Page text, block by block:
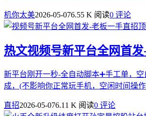
机你太美2026-05-076.55 K 阅读0 评论
热文视频号新平台全网首发
新平台刚开一秒-全自动脚本➕手工单，
成，(不影响你正常玩手机，空闲时间操
直招2026-05-076.11 K 阅读0 评论